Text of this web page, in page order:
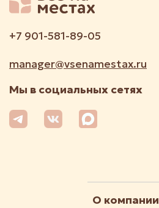
О компании
+7 901-581-89-05
manager@vsenamestax.ru
Мы в социальных сетях